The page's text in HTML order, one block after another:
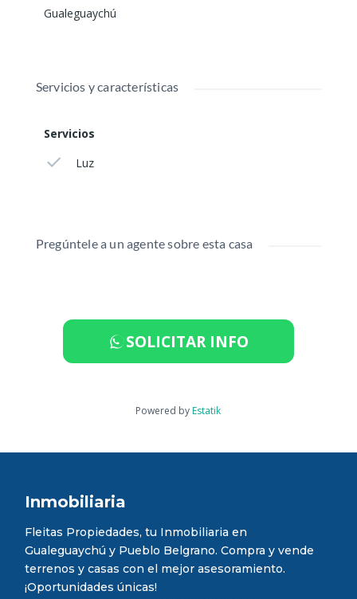
Gualeguaychú
Servicios y características
Servicios
Luz
Pregúntele a un agente sobre esta casa
SOLICITAR INFO
Powered by Estatik
Inmobiliaria
Fleitas Propiedades, tu Inmobiliaria en
Gualeguaychú y Pueblo Belgrano. Compra y vende
terrenos y casas con el mejor asesoramiento.
¡Oportunidades únicas!